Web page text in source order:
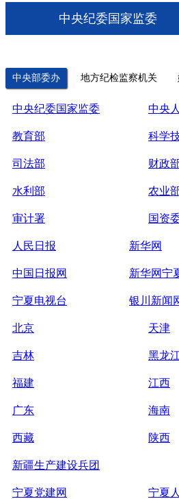
中央纪委国家监委
中央部委办 地方纪检监察机关
中央纪委国家监委 中央
教育部 科学
司法部 财政
水利部 农业
审计署 国资
人民日报 新华网
中国日报网 新华网宁
宁夏电视台 银川新闻
北京 天津
吉林 黑龙
福建 江西
广东 海南
西藏 陕西
新疆生产建设兵团
宁夏党建网 宁夏